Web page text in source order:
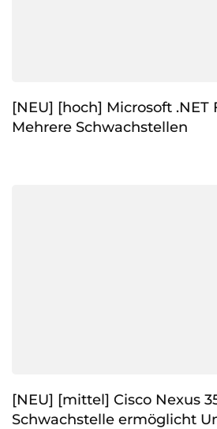
[NEU] [hoch] Microsoft .NET
Mehrere Schwachstellen
[NEU] [mittel] Cisco Nexus
Schwachstelle ermöglicht